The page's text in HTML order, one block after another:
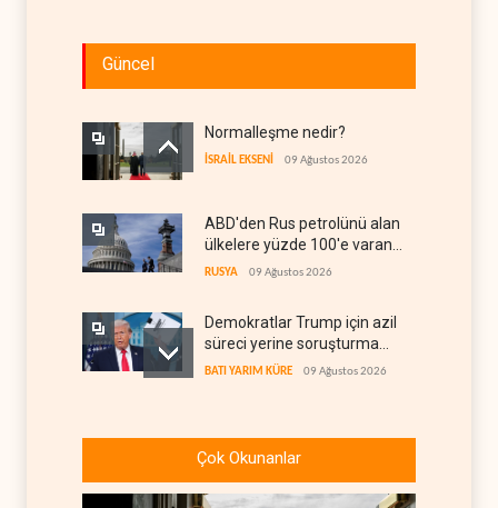
Güncel
Normalleşme nedir?
İSRAİL EKSENİ 09 Ağustos 2026
ABD'den Rus petrolünü alan
ülkelere yüzde 100'e varan
gümrük vergisi
RUSYA 09 Ağustos 2026
Demokratlar Trump için azil
süreci yerine soruşturma
hazırlıyor
BATI YARIM KÜRE 09 Ağustos 2026
Afrika'daki petrol
üreticilerine yaradı
Çok Okunanlar